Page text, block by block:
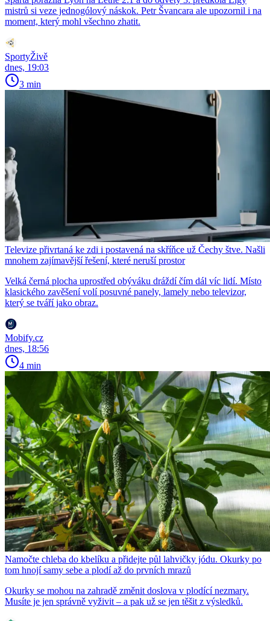
mistrů si veze jednogólový náskok. Petr Švancara ale upozornil i na
moment, který mohl všechno zhatit.
SportyŽivě
dnes, 19:03
3 min
Televize přivrtaná ke zdi i postavená na skříňce už Čechy štve. Našli
mnohem zajímavější řešení, které neruší prostor
Velká černá plocha uprostřed obýváku dráždí čím dál víc lidí. Místo
klasického zavěšení volí posuvné panely, lamely nebo televizor,
který se tváří jako obraz.
Mobify.cz
dnes, 18:56
4 min
Namočte chleba do kbelíku a přidejte půl lahvičky jódu. Okurky po
tom hnojí samy sebe a plodí až do prvních mrazů
Okurky se mohou na zahradě změnit doslova v plodící nezmary.
Musíte je jen správně vyživit – a pak už se jen těšit z výsledků.